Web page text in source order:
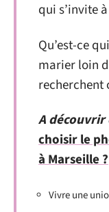
qui s’invite
Qu’est-ce
marier loin
recherchent
A découvrir
choisir le
à Marseille ?
Vivre une